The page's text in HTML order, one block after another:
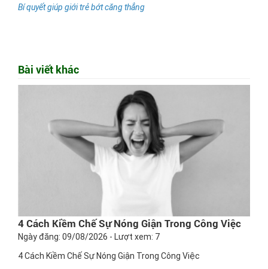
Bí quyết giúp giới trẻ bớt căng thẳng
Bài viết khác
4 Cách Kiềm Chế Sự Nóng Giận Trong Công Việc
Ngày đăng: 09/08/2026 - Lượt xem: 7
4 Cách Kiềm Chế Sự Nóng Giận Trong Công Việc